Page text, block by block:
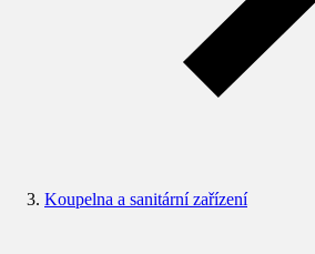
Koupelna a sanitární zařízení